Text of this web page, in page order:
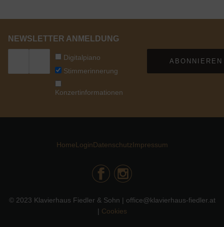
NEWSLETTER ANMELDUNG
Digitalpiano
Stimmerinnerung
Konzertinformationen
ABONNIEREN
HomeLoginDatenschutzImpressum
© 2023 Klavierhaus Fiedler & Sohn | office@klavierhaus-fiedler.at
| Cookies